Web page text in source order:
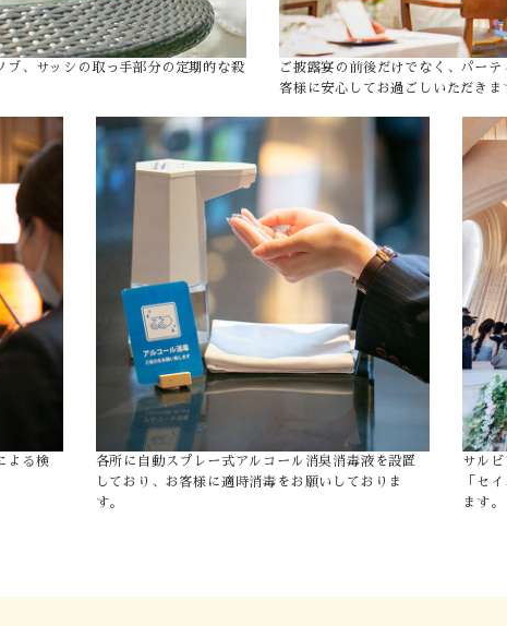
ブ、サッシの取っ手部分の定期的な殺
ご披露宴の前後だけでなく、パー
客様に安心してお過ごしいただきま
よる検
各所に自動スプレー式アルコール消臭消毒液を設置
しており、お客様に適時消毒をお願いしておりま
す。
サル
「セ
ます。